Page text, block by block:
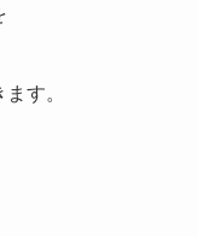
す。